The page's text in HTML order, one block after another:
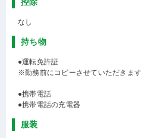
なし
持ち物
●運転免許証
※勤務前にコピーさせていただきます
●携帯電話
●携帯電話の充電器
服装